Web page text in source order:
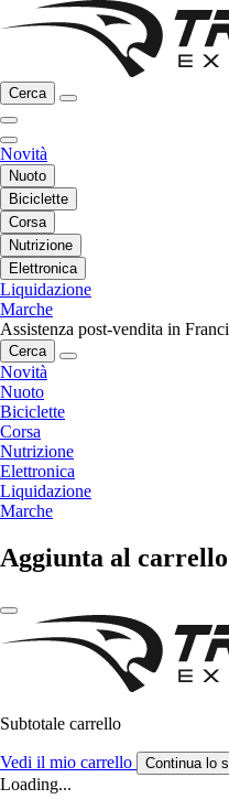
Cerca
Novità
Nuoto
Biciclette
Corsa
Nutrizione
Elettronica
Liquidazione
Marche
Assistenza post-vendita in
Cerca
Novità
Nuoto
Biciclette
Corsa
Nutrizione
Elettronica
Liquidazione
Marche
Aggiunta al
Subtotale carrello
Vedi il mio carrello Continua lo
Loading...